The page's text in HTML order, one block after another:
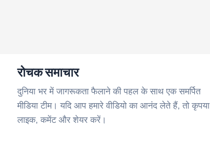
रोचक समाचार
दुनिया भर में जागरूकता फैलाने की पहल के साथ एक समर्पित
मीडिया टीम। यदि आप हमारे वीडियो का आनंद लेते हैं, तो कृपया
लाइक, कमेंट और शेयर करें।